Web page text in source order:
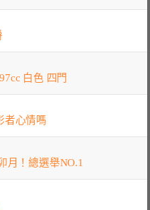
白色 四門
者心情嗎
月！總選舉NO.1